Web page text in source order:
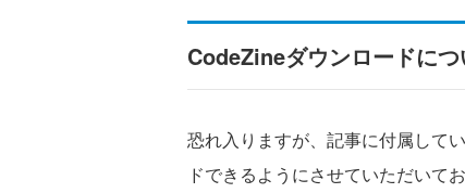
CodeZineダウンロードにつ
恐れ入りますが、記事に付属して
ドできるようにさせていただいてお